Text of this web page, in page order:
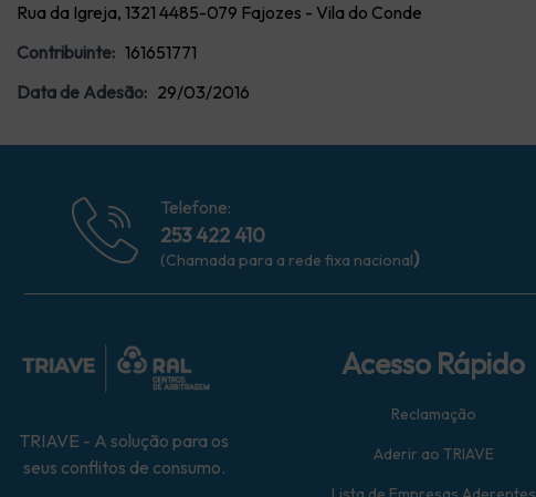
Rua da Igreja, 1321 4485-079 Fajozes - Vila do Conde
Contribuinte: 161651771
Data de Adesão: 29/03/2016
Telefone:
253 422 410
(Chamada para a rede fixa nacional)
TRIAVE - A solução para os
seus conflitos de consumo.
Acesso Rápido
Reclamação
Aderir ao TRIAVE